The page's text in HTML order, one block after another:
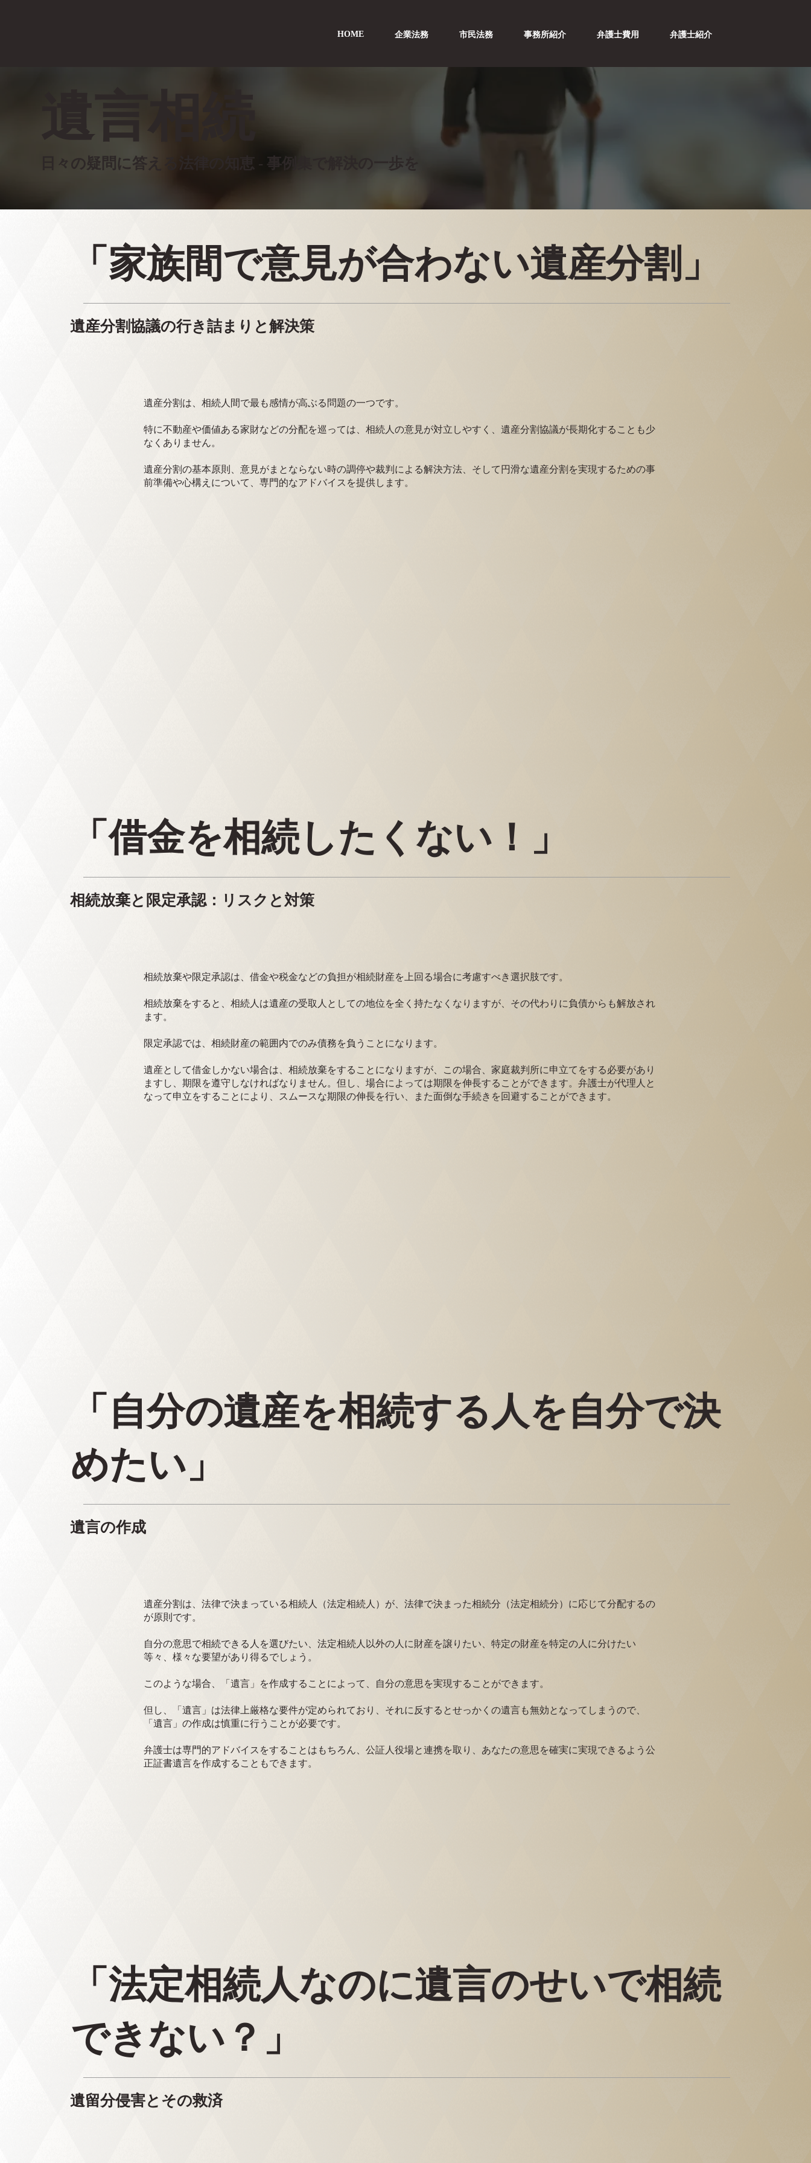
HOME 企業法務 市民法務 事務所紹介 弁護士費用 弁護士紹介
遺言相続
日々の疑問に答える法律の知恵 - 事例集で解決の一歩を
「家族間で意見が合わない遺産分割」
遺産分割協議の行き詰まりと解決策
遺産分割は、相続人間で最も感情が高ぶる問題の一つです。
特に不動産や価値ある家財などの分配を巡っては、相続人の意見が対立しやすく、遺産分割協議が長期化することも少
なくありません。
遺産分割の基本原則、意見がまとならない時の調停や裁判による解決方法、そして円滑な遺産分割を実現するための事
前準備や心構えについて、専門的なアドバイスを提供します。
「借金を相続したくない！」
相続放棄と限定承認：リスクと対策
相続放棄や限定承認は、借金や税金などの負担が相続財産を上回る場合に考慮すべき選択肢です。
相続放棄をすると、相続人は遺産の受取人としての地位を全く持たなくなりますが、その代わりに負債からも解放され
ます。
限定承認では、相続財産の範囲内でのみ債務を負うことになります。
遺産として借金しかない場合は、相続放棄をすることになりますが、この場合、家庭裁判所に申立てをする必要があり
ますし、期限を遵守しなければなりません。但し、場合によっては期限を伸長することができます。弁護士が代理人と
なって申立をすることにより、スムースな期限の伸長を行い、また面倒な手続きを回避することができます。
「自分の遺産を相続する人を自分で決
めたい」
遺言の作成
遺産分割は、法律で決まっている相続人（法定相続人）が、法律で決まった相続分（法定相続分）に応じて分配するの
が原則です。
自分の意思で相続できる人を選びたい、法定相続人以外の人に財産を譲りたい、特定の財産を特定の人に分けたい
等々、様々な要望があり得るでしょう。
このような場合、「遺言」を作成することによって、自分の意思を実現することができます。
但し、「遺言」は法律上厳格な要件が定められており、それに反するとせっかくの遺言も無効となってしまうので、
「遺言」の作成は慎重に行うことが必要です。
弁護士は専門的アドバイスをすることはもちろん、公証人役場と連携を取り、あなたの意思を確実に実現できるよう公
正証書遺言を作成することもできます。
「法定相続人なのに遺言のせいで相続
できない？」
遺留分侵害とその救済